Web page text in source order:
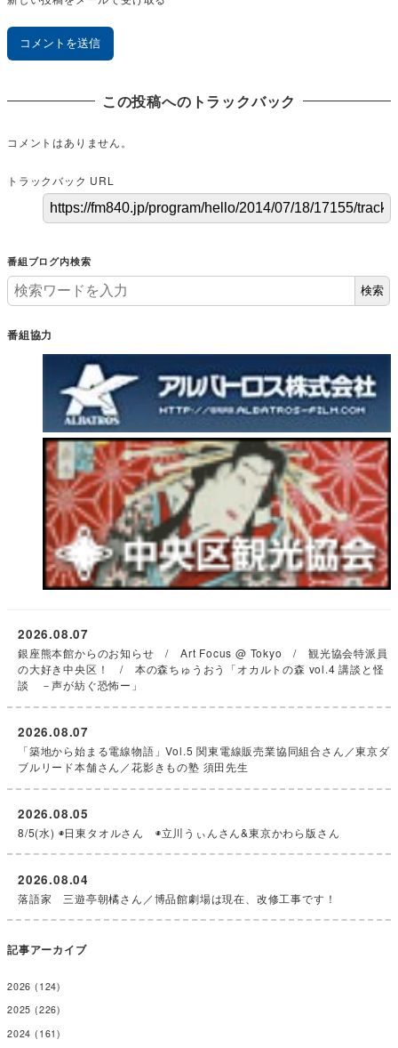
この投稿へのトラックバック
コメントはありません。
トラックバック URL
番組ブログ内検索
検索
番組協力
銀座熊本館からのお知らせ / Art Focus @ Tokyo / 観光協会特派員
の大好き中央区！ / 本の森ちゅうおう「オカルトの森 vol.4 講談と怪
談 －声が紡ぐ恐怖ー」
2026.08.07
「築地から始まる電線物語」Vol.5 関東電線販売業協同組合さん／東京ダ
ブルリード本舗さん／花影きもの塾 須田先生
2026.08.07
8/5(水) ◉日東タオルさん ◉立川うぃんさん&東京かわら版さん
2026.08.05
落語家 三遊亭朝橘さん／博品館劇場は現在、改修工事です！
2026.08.04
記事アーカイブ
2026 (124)
2025 (226)
2024 (161)